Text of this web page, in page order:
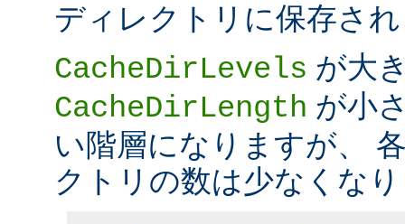
ディレクトリに保存さ
CacheDirLevels が大
CacheDirLength が小
い階層になりますが、
クトリの数は少なくな